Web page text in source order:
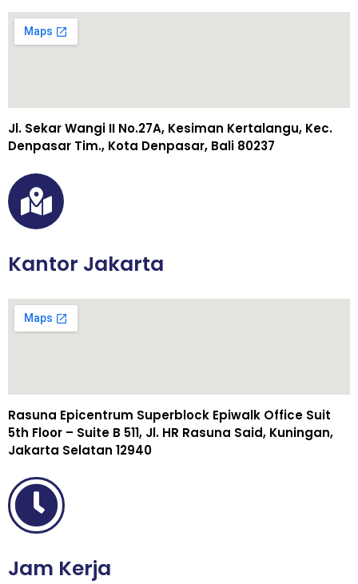
Jl. Sekar Wangi II No.27A, Kesiman Kertalangu, Kec.
Denpasar Tim., Kota Denpasar, Bali 80237
Kantor Jakarta
Rasuna Epicentrum Superblock Epiwalk Office Suit
5th Floor – Suite B 511, Jl. HR Rasuna Said, Kuningan,
Jakarta Selatan 12940
Jam Kerja